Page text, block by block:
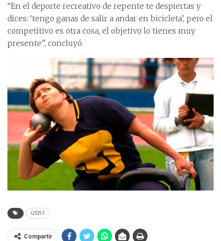
“En el deporte recreativo de repente te despiertas y
dices: ‘tengo ganas de salir a andar en bicicleta’, pero el
competitivo es otra cosa, el objetivo lo tienes muy
presente”, concluyó.
G5157
Compartir